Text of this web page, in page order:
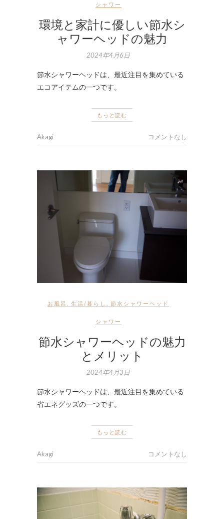
シャワー
環境と家計に優しい節水シ
ャワーヘッドの魅力
2024年4月6日
節水シャワーヘッドは、最近注目を集めている
エコアイテムの一つです。
もっと読む
Akagi コメントなし
お風呂 生活/暮らし 節水シャワーヘッド
シャワー
節水シャワーヘッドの魅力
とメリット
2024年4月3日
節水シャワーヘッドは、最近注目を集めている
省エネグッズの一つです。
もっと読む
Akagi コメントなし